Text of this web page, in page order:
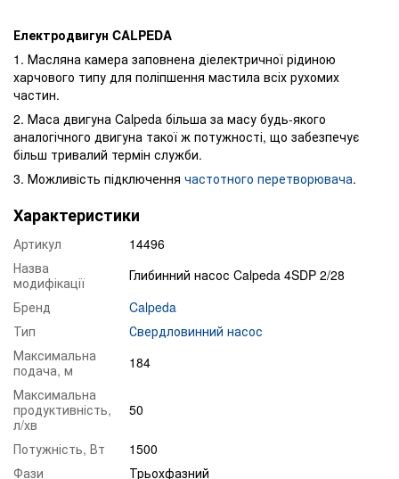
Електродвигун CALPEDA
1. Масляна камера заповнена діелектричної рідиною
харчового типу для поліпшення мастила всіх рухомих
частин.
2. Маса двигуна Calpeda більша за масу будь-якого
аналогічного двигуна такої ж потужності, що забезпечує
більш тривалий термін служби.
3. Можливість підключення частотного перетворювача.
Характеристики
Артикул
14496
Назва
модифікації
Глибинний насос Calpeda 4SDP 2/28
Бренд
Calpeda
Тип
Свердловинний насос
Максимальна
подача, м
184
Максимальна
продуктивність,
л/хв
50
Потужність, Вт
1500
Фази
Трьохфазний